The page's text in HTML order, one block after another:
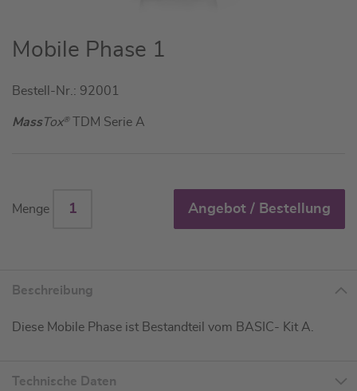
Zum
Anfang
Bildgalerie
springen
Mobile Phase 1
Bestell-Nr.: 92001
MassTox®TDM Serie A
Menge Angebot / Bestellung
Beschreibung
Diese Mobile Phase ist Bestandteil vom BASIC- Kit A.
Technische Daten